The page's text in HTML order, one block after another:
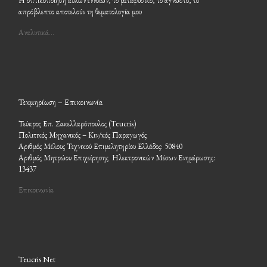
απρόβλεπτο αποτελούν τη θεματολογία μου
Αναλυτικά…
Τεκμηρίωση – Επικοινωνία
Τεύκρος Επ. Σακελλαρόπουλος (Teucris)
Πολιτικός Μηχανικός – Κιν/κός Παραγωγός
Αριθμός Μέλους Τεχνικού Επιμελητηρίου Ελλάδος: 50840
Αριθμός Μητρώου Επιχείρησης Ηλεκτρονικών Μέσων Ενημέρωσης:
13437
Επικοινωνία
Teucris Net